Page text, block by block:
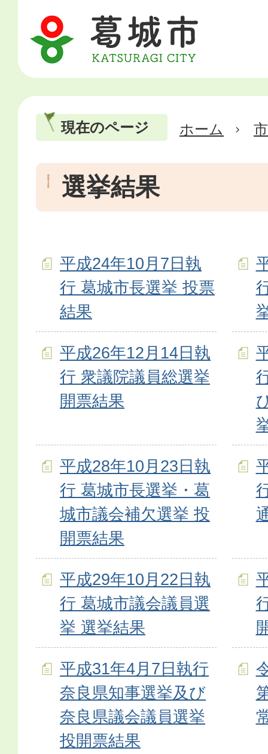
現在のページ ホーム
選挙結果
平成24年10月7日執
行 葛城市長選挙 投票
結果
平成26年12月14日執
行 衆議院議員総選挙
開票結果
平成28年10月23日執
行 葛城市長選挙・葛
城市議会補欠選挙 投
開票結果
平成29年10月22日執
行 葛城市議会議員選
挙 選挙結果
平成31年4月7日執行
奈良県知事選挙及び
奈良県議会議員選挙
投開票結果